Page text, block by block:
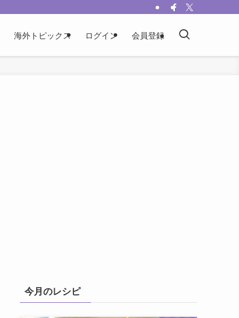
海外トピックス ログイン 会員登録
今月のレシピ